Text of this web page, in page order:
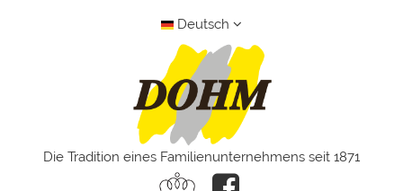
Deutsch
Die Tradition eines Familienunternehmens seit 1871